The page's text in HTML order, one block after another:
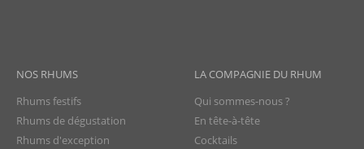
NOS RHUMS
Rhums festifs
Rhums de dégustation
Rhums d'exception
LA COMPAGNIE DU RHUM
Qui sommes-nous ?
En tête-à-tête
Cocktails